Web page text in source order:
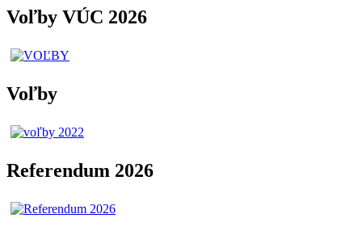
Voľby VÚC 2026
Voľby
Referendum 2026